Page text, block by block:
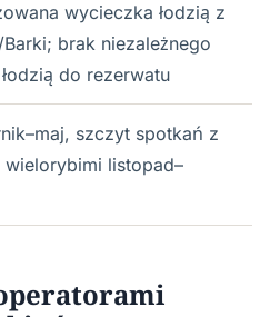
wycieczka łodzią z
Barki; brak niezależnego
do rezerwatu
szczyt spotkań z
wielorybimi listopad–